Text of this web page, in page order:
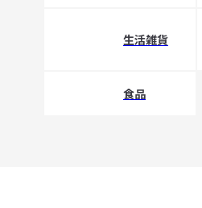
生活雑貨
食品